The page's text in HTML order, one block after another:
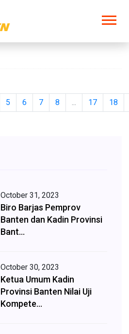
5 6 7 8 ... 17 18
October 31, 2023
Biro Barjas Pemprov
Banten dan Kadin Provinsi
Bant...
October 30, 2023
Ketua Umum Kadin
Provinsi Banten Nilai Uji
Kompete...